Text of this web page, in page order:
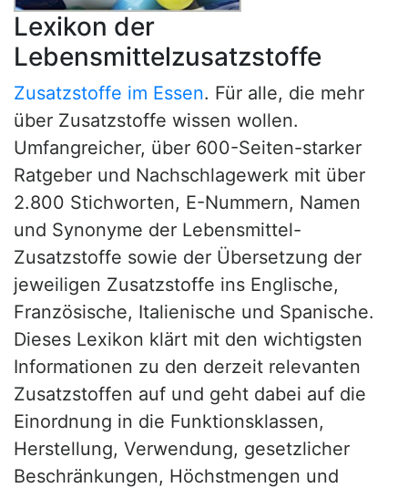
Lexikon der
Lebensmittelzusatzstoffe
Zusatzstoffe im Essen. Für alle, die mehr
über Zusatzstoffe wissen wollen.
Umfangreicher, über 600-Seiten-starker
Ratgeber und Nachschlagewerk mit über
2.800 Stichworten, E-Nummern, Namen
und Synonyme der Lebensmittel-
Zusatzstoffe sowie der Übersetzung der
jeweiligen Zusatzstoffe ins Englische,
Französische, Italienische und Spanische.
Dieses Lexikon klärt mit den wichtigsten
Informationen zu den derzeit relevanten
Zusatzstoffen auf und geht dabei auf die
Einordnung in die Funktionsklassen,
Herstellung, Verwendung, gesetzlicher
Beschränkungen, Höchstmengen und